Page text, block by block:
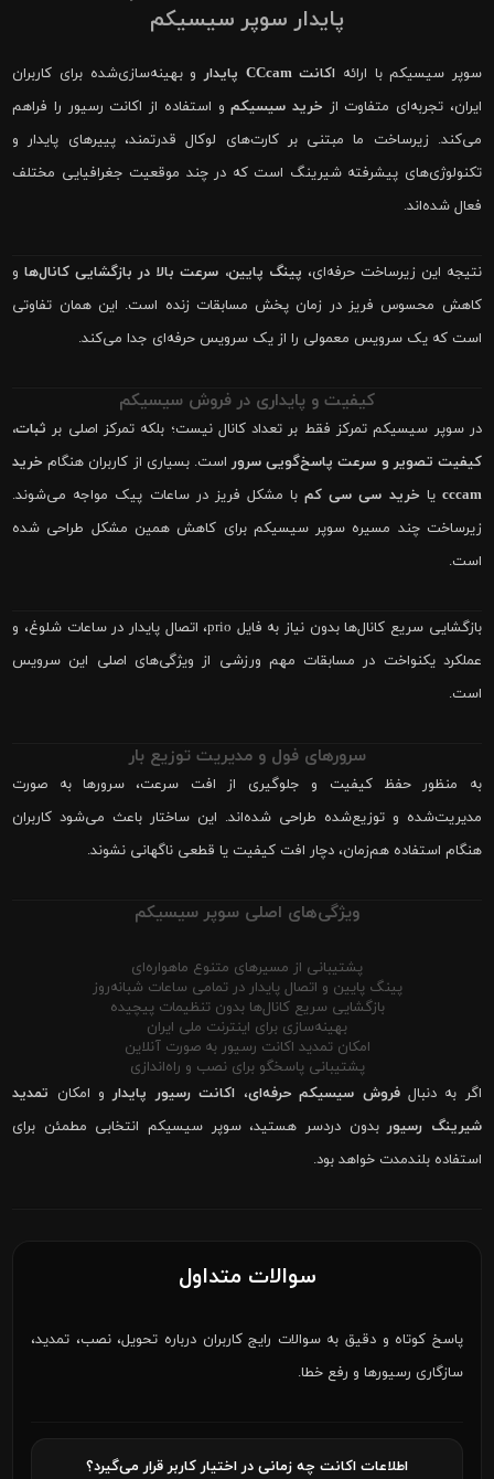
پایدار سوپر سیسیکم
سوپر سیسیکم با ارائه اکانت CCcam پایدار
و بهینه‌سازی‌شده برای کاربران
ایران، تجربه‌ای متفاوت از خرید سیسیکمو استفاده از اکانت رسیور را فراهم
می‌کند. زیرساخت ما مبتنی بر کارت‌های لوکال قدرتمند، پییرهای پایدار و
تکنولوژی‌های پیشرفته شیرینگ است که در چند موقعیت جغرافیایی مختلف
فعال شده‌اند.
نتیجه این زیرساخت حرفه‌ای، پینگ پایین، سرعت بالا در بازگشایی کانال‌هاو
کاهش محسوس فریز در زمان پخش مسابقات زنده است. این همان تفاوتی
است که یک سرویس معمولی را از یک سرویس حرفه‌ای جدا می‌کند.
کیفیت و پایداری در فروش سیسیکم
در سوپر سیسیکم تمرکز فقط بر تعداد کانال نیست؛ بلکه تمرکز اصلی بر ثبات،
کیفیت تصویر و سرعت پاسخ‌گویی سروراست. بسیاری از کاربران هنگام خرید
cccam یا خرید سی سی کمبا مشکل فریز در ساعات پیک مواجه می‌شوند.
زیرساخت چند مسیره سوپر سیسیکم برای کاهش همین مشکل طراحی شده
است.
بازگشایی سریع کانال‌ها بدون نیاز به فایل prio، اتصال پایدار در ساعات شلوغ، و
عملکرد یکنواخت در مسابقات مهم ورزشی از ویژگی‌های اصلی این سرویس
است.
سرورهای فول و مدیریت توزیع بار
به منظور حفظ کیفیت و جلوگیری از افت سرعت، سرورها به صورت
مدیریت‌شده و توزیع‌شده طراحی شده‌اند. این ساختار باعث می‌شود کاربران
هنگام استفاده هم‌زمان، دچار افت کیفیت یا قطعی ناگهانی نشوند.
ویژگی‌های اصلی سوپر سیسیکم
پشتیبانی از مسیرهای متنوع ماهواره‌ای
پینگ پایین و اتصال پایدار در تمامی ساعات شبانه‌روز
بازگشایی سریع کانال‌ها بدون تنظیمات پیچیده
بهینه‌سازی برای اینترنت ملی ایران
امکان تمدید اکانت رسیور به صورت آنلاین
پشتیبانی پاسخگو برای نصب و راه‌اندازی
اگر به دنبالفروش سیسیکم حرفه‌ای، اکانت رسیور پایدارو امکان تمدید
شیرینگ رسیوربدون دردسر هستید، سوپر سیسیکم انتخابی مطمئن برای
استفاده بلندمدت خواهد بود.
سوالات متداول
پاسخ کوتاه و دقیق به سوالات رایج کاربران درباره تحویل، نصب، تمدید،
سازگاری رسیورها و رفع خطا.
اطلاعات اکانت چه زمانی در اختیار کاربر قرار می‌گیرد؟